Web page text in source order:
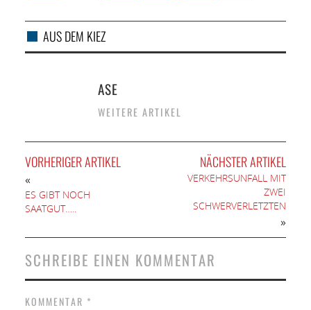
AUS DEM KIEZ
ASE
WEITERE ARTIKEL
VORHERIGER ARTIKEL
«
ES GIBT NOCH
SAATGUT…..
NÄCHSTER ARTIKEL
VERKEHRSUNFALL MIT
ZWEI
SCHWERVERLETZTEN
»
SCHREIBE EINEN KOMMENTAR
KOMMENTAR *